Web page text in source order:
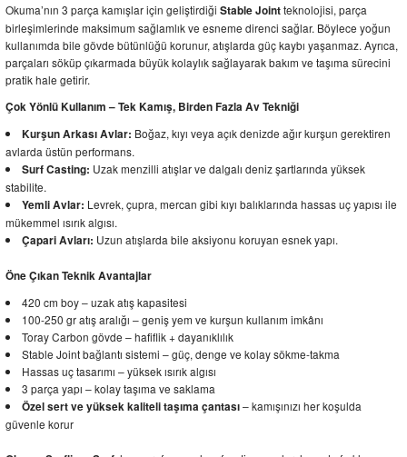
Okuma’nın 3 parça kamışlar için geliştirdiği Stable Jointteknolojisi, parça
birleşimlerinde maksimum sağlamlık ve esneme direnci sağlar. Böylece yoğun
kullanımda bile gövde bütünlüğü korunur, atışlarda güç kaybı yaşanmaz. Ayrıca,
parçaları söküp çıkarmada büyük kolaylık sağlayarak bakım ve taşıma sürecini
pratik hale getirir.
Çok Yönlü Kullanım – Tek Kamış, Birden Fazla Av Tekniği
Kurşun Arkası Avlar: Boğaz, kıyı veya açık denizde ağır kurşun gerektiren
avlarda üstün performans.
Surf Casting: Uzak menzilli atışlar ve dalgalı deniz şartlarında yüksek
stabilite.
Yemli Avlar: Levrek, çupra, mercan gibi kıyı balıklarında hassas uç yapısı ile
mükemmel ısırık algısı.
Çapari Avları: Uzun atışlarda bile aksiyonu koruyan esnek yapı.
Öne Çıkan Teknik Avantajlar
420 cm boy – uzak atış kapasitesi
100-250 gr atış aralığı – geniş yem ve kurşun kullanım imkânı
Toray Carbon gövde – hafiflik + dayanıklılık
Stable Joint bağlantı sistemi – güç, denge ve kolay sökme-takma
Hassas uç tasarımı – yüksek ısırık algısı
3 parça yapı – kolay taşıma ve saklama
Özel sert ve yüksek kaliteli taşıma çantası– kamışınızı her koşulda
güvenle korur